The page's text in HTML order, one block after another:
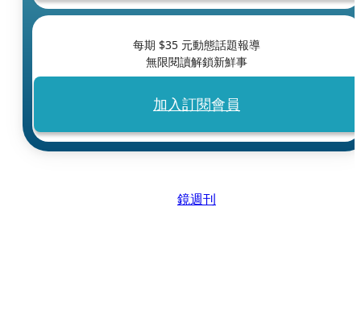
每期 $35 元動態話題報導
無限閱讀解鎖新鮮事
加入訂閱會員
鏡週刊